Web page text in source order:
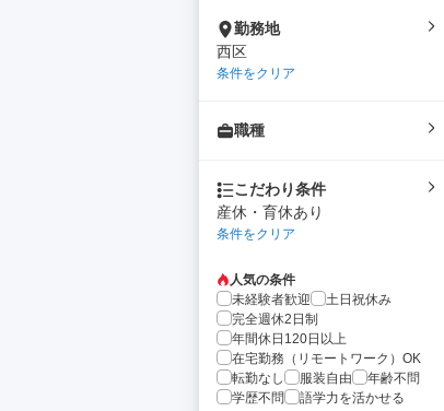
勤務地
西区
条件をクリア
職種
こだわり条件
産休・育休あり
条件をクリア
人気の条件
未経験者歓迎
土日祝休み
完全週休2日制
年間休日120日以上
在宅勤務（リモートワーク）OK
転勤なし
服装自由
年齢不問
学歴不問
語学力を活かせる